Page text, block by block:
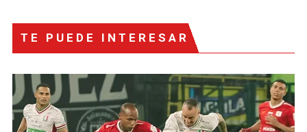
TE PUEDE INTERESAR